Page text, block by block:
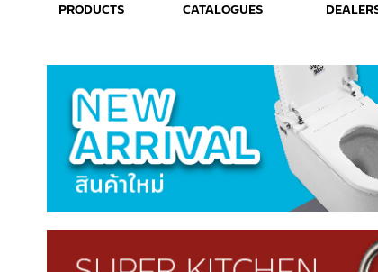
PRODUCTS CATALOGUES